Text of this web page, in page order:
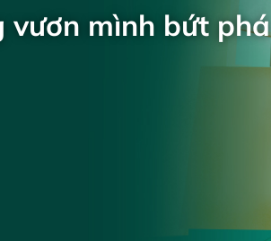
vươn mình bứt phá